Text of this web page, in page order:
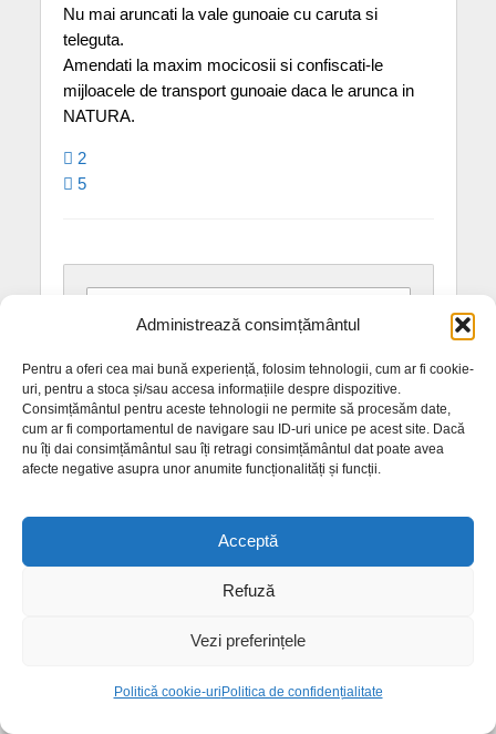
Administrează consimțământul
Pentru a oferi cea mai bună experiență, folosim tehnologii, cum ar fi cookie-
uri, pentru a stoca și/sau accesa informațiile despre dispozitive.
Consimțământul pentru aceste tehnologii ne permite să procesăm date,
cum ar fi comportamentul de navigare sau ID-uri unice pe acest site. Dacă
nu îți dai consimțământul sau îți retragi consimțământul dat poate avea
afecte negative asupra unor anumite funcționalități și funcții.
Acceptă
Refuză
Vezi preferințele
Politică cookie-uriPolitica de confidențialitate
Nu mai aruncati la vale gunoaie cu caruta si
teleguta.
Amendati la maxim mocicosii si confiscati-le
mijloacele de transport gunoaie daca le arunca in
NATURA.
2
5